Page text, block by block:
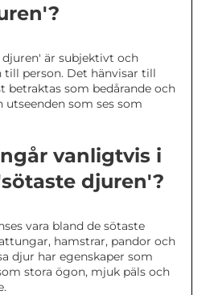
är subjektivt och
till person. Det hänvisar till
betraktas som bedårande och
utseenden som ses som
vanligtvis i
djuren'?
vara bland de sötaste
hamstrar, pandor och
djur har egenskaper som
stora ögon, mjuk päls och